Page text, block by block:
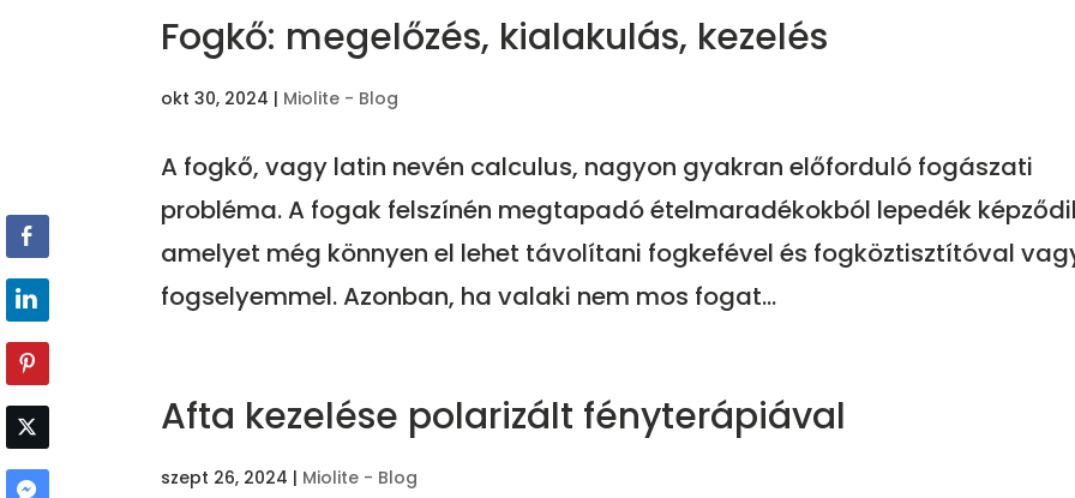
Fogkő: megelőzés, kialakulás, kezelés
okt 30, 2024 | Miolite - Blog
A fogkő, vagy latin nevén calculus, nagyon gyakran előforduló fogászati
probléma. A fogak felszínén megtapadó ételmaradékokból lepedék
amelyet még könnyen el lehet távolítani fogkefével és fogköztisztítóval
fogselyemmel. Azonban, ha valaki nem mos fogat...
Afta kezelése polarizált fényterápiával
szept 26, 2024 | Miolite - Blog